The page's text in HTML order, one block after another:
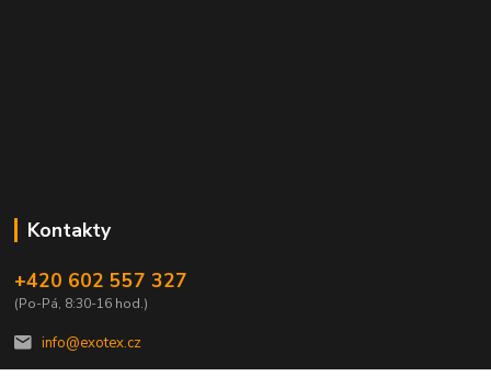
Kontakty
+420 602 557 327
(Po-Pá, 8:30-16 hod.)
info@exotex.cz